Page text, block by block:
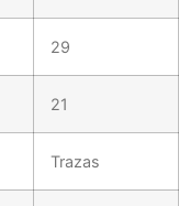
29
21
Trazas